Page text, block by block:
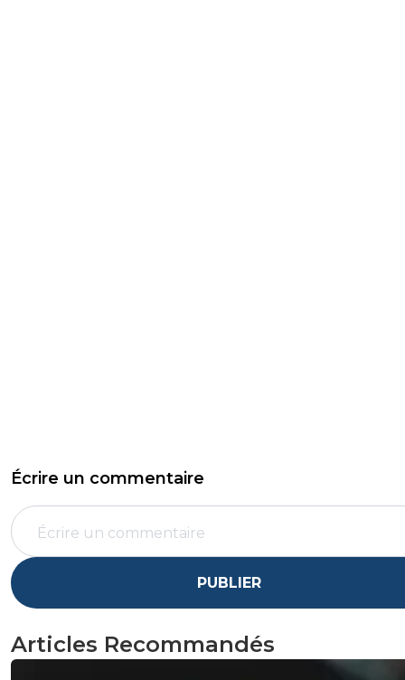
Écrire un commentaire
PUBLIER
Articles Recommandés